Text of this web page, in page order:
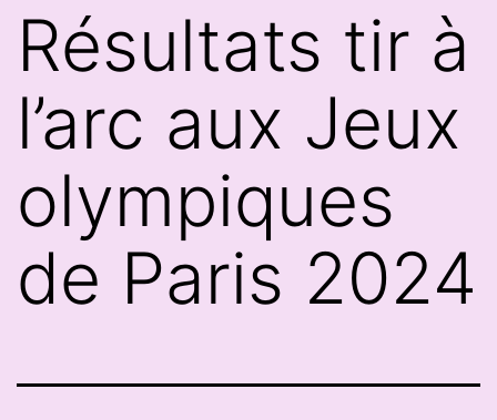
Résultats tir à
l’arc aux Jeux
olympiques
de Paris 2024